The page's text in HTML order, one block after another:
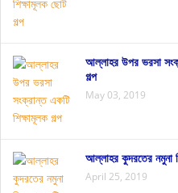
আল্লাহর উপর ভরসা
গল্প
May 03, 2019
আল্লাহর কুদরতের নমুনা
April 25, 2019